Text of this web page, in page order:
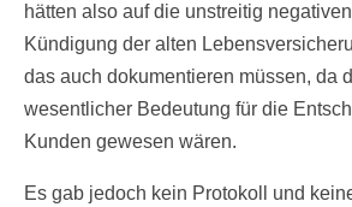
hätten also auf die unstreitig
Kündigung der alten
das auch dokumentieren müssen, da
wesentlicher Bedeutung für die
Kunden gewesen wären.
Es gab jedoch kein Protokoll und